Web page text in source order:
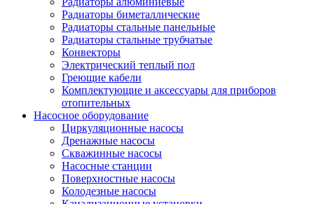
Радиаторы биметаллические
Радиаторы стальные панельные
Радиаторы стальные трубчатые
Конвекторы
Электрический теплый пол
Греющие кабели
Комплектующие и аксессуары для приборов
отопительных
Насосное оборудование
Циркуляционные насосы
Дренажные насосы
Скважинные насосы
Насосные станции
Поверхностные насосы
Колодезные насосы